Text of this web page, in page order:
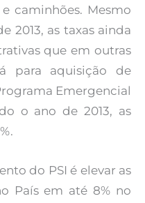
caminhões. Mesmo
2013, as taxas ainda
que em outras
para aquisição de
Emergencial
o ano de 2013, as
do PSI é elevar as
País em até 8% no